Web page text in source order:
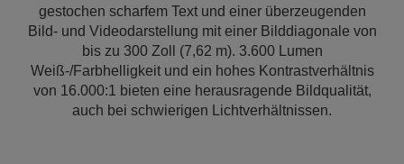
gestochen scharfem Text und einer überzeugenden
Bild- und Videodarstellung mit einer Bilddiagonale von
bis zu 300 Zoll (7,62 m). 3.600 Lumen
Weiß-/Farbhelligkeit und ein hohes Kontrastverhältnis
von 16.000:1 bieten eine herausragende Bildqualität,
auch bei schwierigen Lichtverhältnissen.